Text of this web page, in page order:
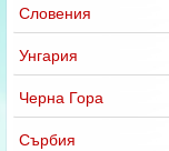
Словения
Унгария
Черна Гора
Сърбия